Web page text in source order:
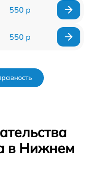
550 р
550 р
в Нижнем